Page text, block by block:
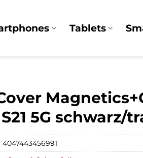
Tablets
5G schwarz/
4047443456991